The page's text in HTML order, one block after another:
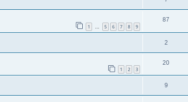
1 … 5 6 7 8 9
87
2
1 2 3
20
9